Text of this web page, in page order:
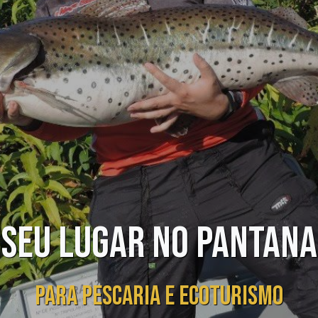
LUGAR NO
PARA PESCARIA E ECOTURISMO